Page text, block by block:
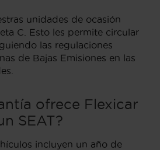
unidades de ocasión
C. Esto les permite circular
las regulaciones
de Bajas Emisiones en las
ofrece Flexicar
SEAT?
incluyen un año de